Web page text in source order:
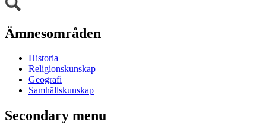
Ämnesområden
Historia
Religionskunskap
Geografi
Samhällskunskap
Secondary menu